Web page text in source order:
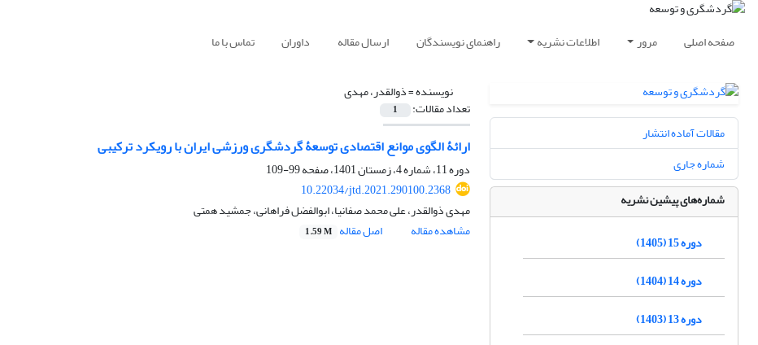
صفحه اصلی مرور اطلاعات نشریه راهنمای نویسندگان ارسال مقاله داوران تماس با ما
نویسنده =ذوالقدر، مهدی
تعداد مقالات: 1
ارائۀ الگوی موانع اقتصادی توسعۀ گردشگری ورزشی ایران با رویکرد ترکیبی
دوره 11، شماره 4، زمستان 1401، صفحه
99-109
10.22034/jtd.2021.290100.2368
مهدی ذوالقدر، علی محمد صفانیا، ابوالفضل فراهانی، جمشید همتی
مشاهده مقاله
اصل مقاله 1.59 M
مقالات آماده انتشار
شماره جاری
شماره‌های پیشین نشریه
دوره 15 (1405)
دوره 14 (1404)
دوره 13 (1403)